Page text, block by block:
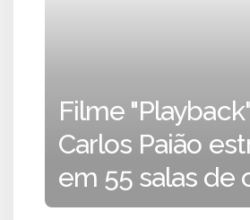
Filme
Carlos Paião
em 55 salas de